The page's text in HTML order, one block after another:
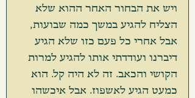
ויש את הבחור האחר ההוא שלא
הצליח להגיע במשך כמה שבועות,
אבל אחרי כל פעם כזו שלא הגיע
דיברנו ועודדתי אותו להגיע למרות
הקושי והכאב. זה לא היה קל. הוא
כמעט הגיע לאשפוז. אבל איכשהו